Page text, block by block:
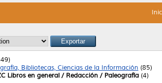
Bibliotecas, Ciencias de la Información (85)
Libros en general / Redacción / Paleografía (4)